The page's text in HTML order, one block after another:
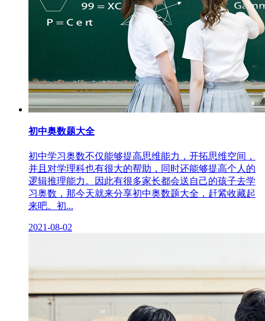
初中奥数题大全
初中学习奥数不仅能够提高思维能力，开拓思维空间，
并且对学理科也有很大的帮助，同时还能够提高个人的
逻辑推理能力。因此有很多家长都会送自己的孩子去学
习奥数，那今天就来分享初中奥数题大全，赶紧收藏起
来吧。初...
2021-08-02